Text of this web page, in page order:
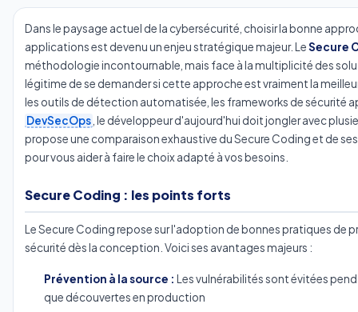
Dans le paysage actuel de la cybersécurité, choisir la bonne
applications est devenu un enjeu stratégique majeur. LeSecure
méthodologie incontournable, mais face à la multiplicité des
légitime de se demander si cette approche est vraiment la
les outils de détection automatisée, les frameworks de sécurité
DevSecOps , le développeur d'aujourd'hui doit jongler avec
propose une comparaison exhaustive du Secure Coding et de
pour vous aider à faire le choix adapté à vos besoins.
Secure Coding : les points forts
Le Secure Coding repose sur l'adoption de bonnes pratiques de
sécurité dès la conception. Voici ses avantages majeurs :
Prévention à la source : Les vulnérabilités sont évitées
que découvertes en production